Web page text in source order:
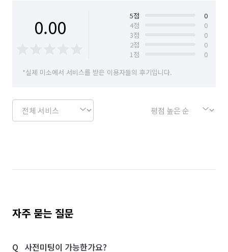
0.00 5점
0
4점
0
3점
0
2점
0
1점
0
*실제 미소에서 서비스를 받은 이용자들의 후기입니다.
자주 묻는 질문
사전미팅이 가능한가요?